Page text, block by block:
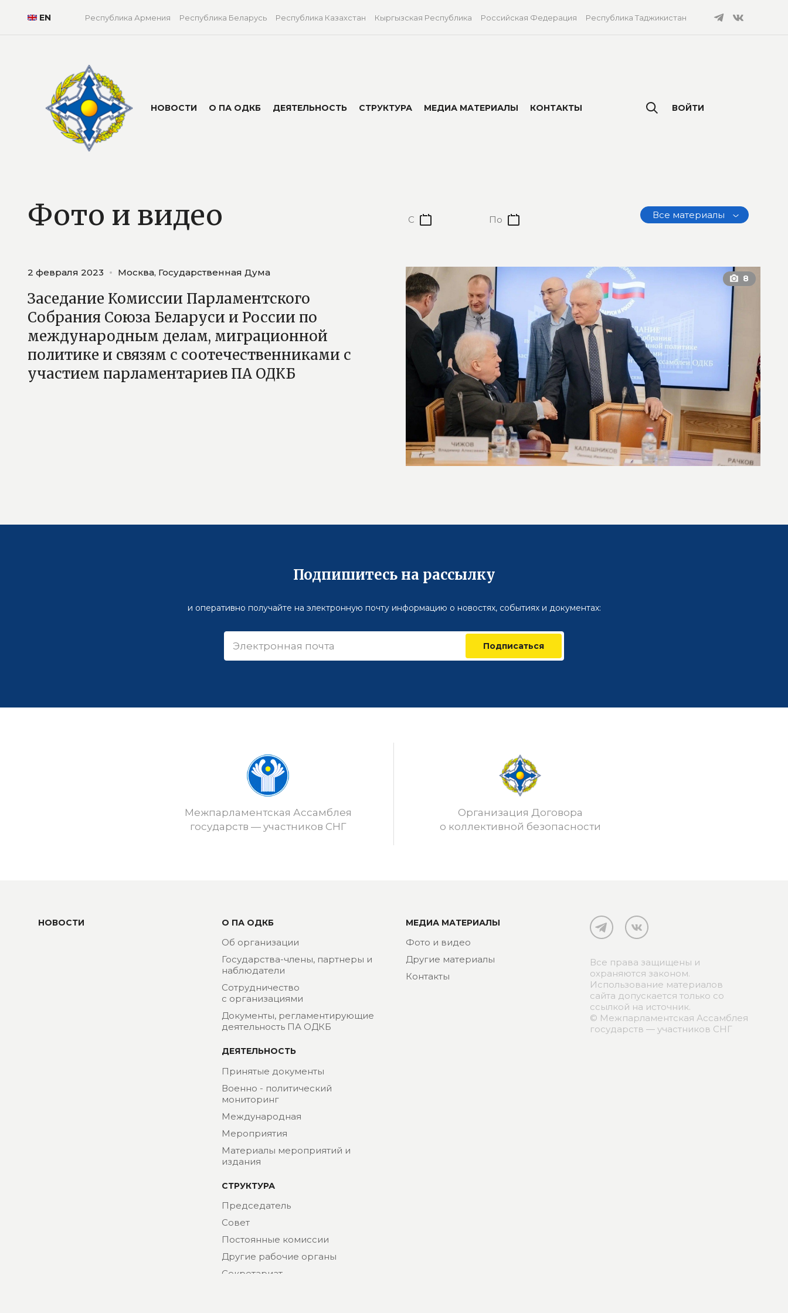
EN Республика Армения Республика Беларусь Республика Казахстан Кыргызская Республика Российская Федерация Республика Таджикистан
НОВОСТИ О ПА ОДКБ ДЕЯТЕЛЬНОСТЬ СТРУКТУРА МЕДИА МАТЕРИАЛЫ КОНТАКТЫ ВОЙТИ
Фото и видео Все материалы
2 февраля 2023 Москва, Государственная Дума
Заседание Комиссии Парламентского
Собрания Союза Беларуси и России по
международным делам, миграционной
политике и связям с соотечественниками с
участием парламентариев ПА ОДКБ
Подпишитесь на рассылку
и оперативно получайте на электронную почту информацию о новостях, событиях и документах:
Подписаться
Межпарламентская Ассамблея
государств — участников СНГ
Организация Договора
о коллективной безопасности
НОВОСТИ О ПА ОДКБ
Об организации
Государства-члены, партнеры и
наблюдатели
Сотрудничество
с организациями
Документы, регламентирующие
деятельность ПА ОДКБ
ДЕЯТЕЛЬНОСТЬ
Принятые документы
Военно - политический
мониторинг
Международная
Мероприятия
Материалы мероприятий и
издания
СТРУКТУРА
Председатель
Совет
Постоянные комиссии
Другие рабочие органы
Секретариат
МЕДИА МАТЕРИАЛЫ
Фото и видео
Другие материалы
Контакты
Все права защищены и
охраняются законом.
Использование материалов
сайта допускается только со
ссылкой на источник.
© Межпарламентская Ассамблея
государств — участников СНГ